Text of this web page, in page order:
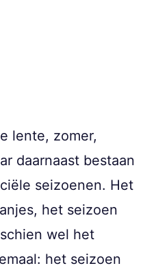
lente, zomer,
daarnaast bestaan
seizoenen. Het
het seizoen
wel het
het seizoen